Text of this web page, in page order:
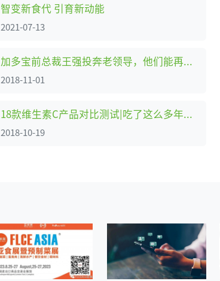
智变新食代 引育新动能
2021-07-13
加多宝前总裁王强投奔老领导，他们能再创造个加多宝吗？
2018-11-01
18款维生素C产品对比测试|吃了这么多年维C，你选对了吗？
2018-10-19